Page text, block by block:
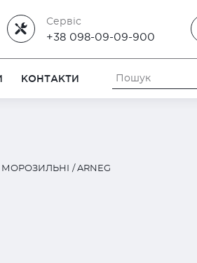
Сервіс
+38 098-09-09-900
КОНТАКТИ
ARNEG